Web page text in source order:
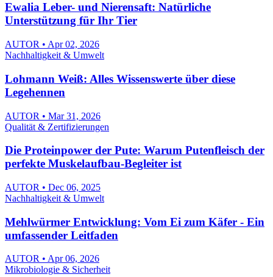
Ewalia Leber- und Nierensaft: Natürliche
Unterstützung für Ihr Tier
AUTOR • Apr 02, 2026
Nachhaltigkeit & Umwelt
Lohmann Weiß: Alles Wissenswerte über diese
Legehennen
AUTOR • Mar 31, 2026
Qualität & Zertifizierungen
Die Proteinpower der Pute: Warum Putenfleisch der
perfekte Muskelaufbau-Begleiter ist
AUTOR • Dec 06, 2025
Nachhaltigkeit & Umwelt
Mehlwürmer Entwicklung: Vom Ei zum Käfer - Ein
umfassender Leitfaden
AUTOR • Apr 06, 2026
Mikrobiologie & Sicherheit